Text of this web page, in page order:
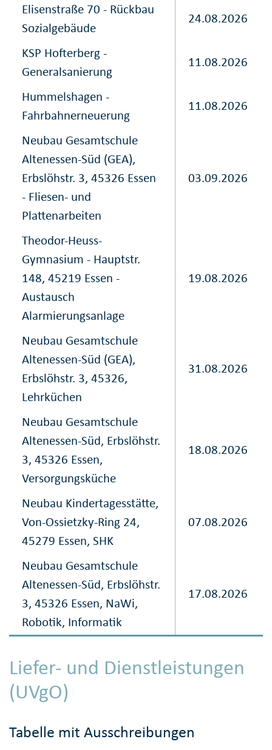
Elisenstraße 70 - Rückbau
Sozialgebäude
24.08.2026
KSP Hofterberg -
Generalsanierung
11.08.2026
Hummelshagen -
Fahrbahnerneuerung
11.08.2026
Neubau Gesamtschule
Altenessen-Süd (GEA),
Erbslöhstr. 3, 45326 Essen
- Fliesen- und
Plattenarbeiten
03.09.2026
Theodor-Heuss-
Gymnasium - Hauptstr.
148, 45219 Essen -
Austausch
Alarmierungsanlage
19.08.2026
Neubau Gesamtschule
Altenessen-Süd (GEA),
Erbslöhstr. 3, 45326,
Lehrküchen
31.08.2026
Neubau Gesamtschule
Altenessen-Süd, Erbslöhstr.
3, 45326 Essen,
Versorgungsküche
18.08.2026
Neubau Kindertagesstätte,
Von-Ossietzky-Ring 24,
45279 Essen, SHK
07.08.2026
Neubau Gesamtschule
Altenessen-Süd, Erbslöhstr.
3, 45326 Essen, NaWi,
Robotik, Informatik
17.08.2026
Liefer- und Dienstleistungen
(UVgO)
Tabelle mit Ausschreibungen